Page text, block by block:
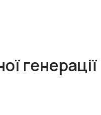
генерації